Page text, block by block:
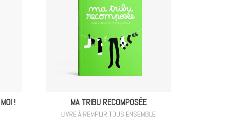
! MA TRIBU RECOMPOSÉE
LIVRE À REMPLIR TOUS ENSEMBLE